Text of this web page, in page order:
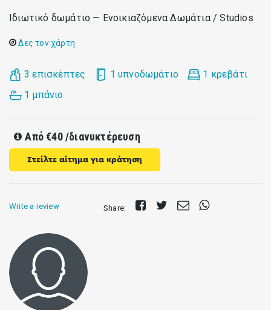
Ιδιωτικό δωμάτιο — Ενοικιαζόμενα Δωμάτια / Studios
Δες τον χάρτη
3 επισκέπτες 1 υπνοδωμάτιο
1 κρεβάτι
1 μπάνιο
Από€40/διανυκτέρευση
Στείλτε αίτημα για κράτηση
Write a review Share:
Share
on
Tweet
SendShare
on